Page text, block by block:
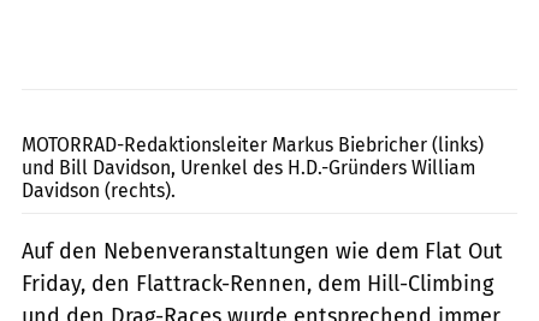
MOTORRAD-Redaktionsleiter Markus Biebricher (links)
und Bill Davidson, Urenkel des H.D.-Gründers William
Davidson (rechts).
Auf den Nebenveranstaltungen wie dem Flat Out
Friday, den Flattrack-Rennen, dem Hill-Climbing